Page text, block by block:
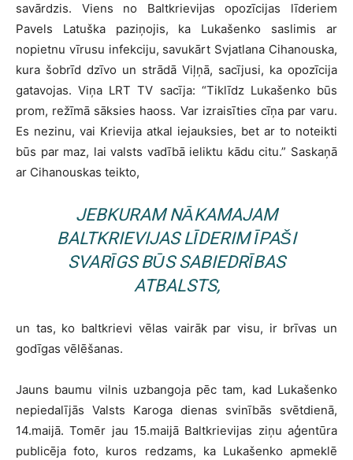
savārdzis. Viens no Baltkrievijas opozīcijas līderiem
Pavels Latuška paziņojis, ka Lukašenko saslimis ar
nopietnu vīrusu infekciju, savukārt Svjatlana Cihanouska,
kura šobrīd dzīvo un strādā Viļņā, sacījusi, ka opozīcija
gatavojas. Viņa LRT TV sacīja: “Tiklīdz Lukašenko būs
prom, režīmā sāksies haoss. Var izraisīties cīņa par varu.
Es nezinu, vai Krievija atkal iejauksies, bet ar to noteikti
būs par maz, lai valsts vadībā ieliktu kādu citu.” Saskaņā
ar Cihanouskas teikto,
JEBKURAM NĀKAMAJAM
BALTKRIEVIJAS LĪDERIM ĪPAŠI
SVARĪGS BŪS SABIEDRĪBAS
ATBALSTS,
un tas, ko baltkrievi vēlas vairāk par visu, ir brīvas un
godīgas vēlēšanas.
Jauns baumu vilnis uzbangoja pēc tam, kad Lukašenko
nepiedalījās Valsts Karoga dienas svinībās svētdienā,
14.maijā. Tomēr jau 15.maijā Baltkrievijas ziņu aģentūra
publicēja foto, kuros redzams, ka Lukašenko apmeklē